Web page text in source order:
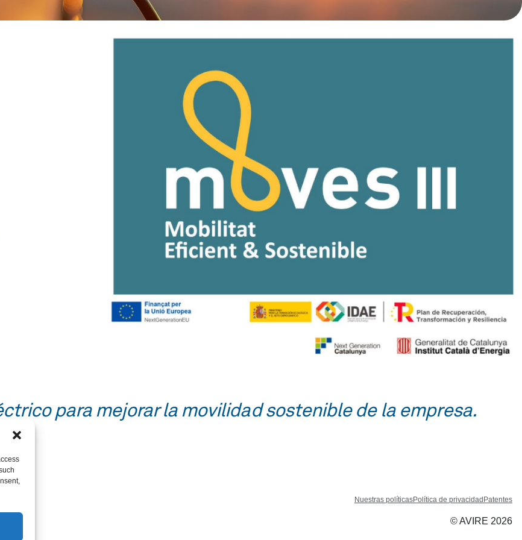
para mejorar la movilidad sostenible de la empresa.
Nuestras políticasPolítica de privacidadPatentes
© AVIRE 2026